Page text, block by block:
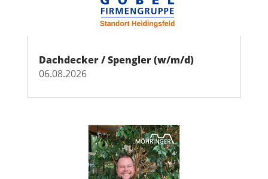
Dachdecker / Spengler (w/m/d)
06.08.2026